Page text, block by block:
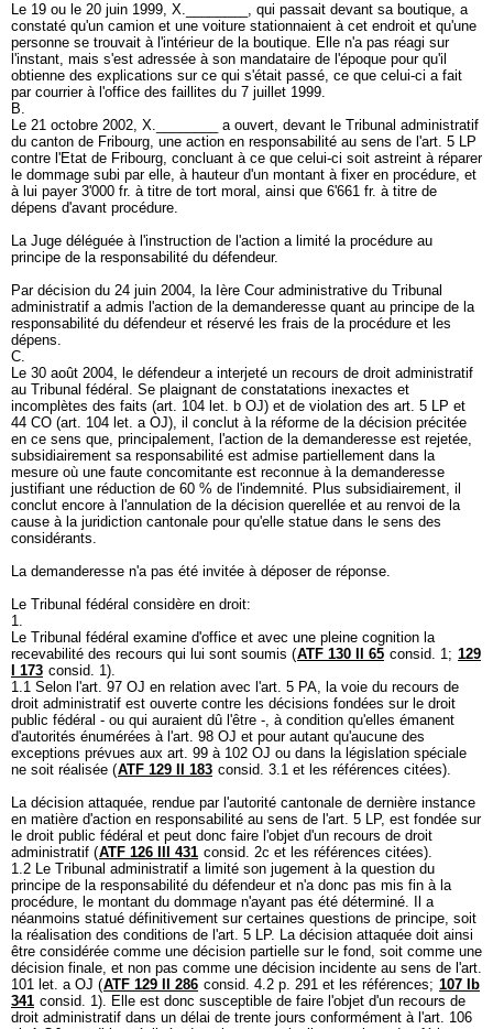
Le 19 ou le 20 juin 1999, X.________, qui passait devant sa boutique, a
constaté qu'un camion et une voiture stationnaient à cet endroit et qu'une
personne se trouvait à l'intérieur de la boutique. Elle n'a pas réagi sur
l'instant, mais s'est adressée à son mandataire de l'époque pour qu'il
obtienne des explications sur ce qui s'était passé, ce que celui-ci a fait
par courrier à l'office des faillites du 7 juillet 1999.
B.
Le 21 octobre 2002, X.________ a ouvert, devant le Tribunal administratif
du canton de Fribourg, une action en responsabilité au sens de l'art. 5 LP
contre l'Etat de Fribourg, concluant à ce que celui-ci soit astreint à réparer
le dommage subi par elle, à hauteur d'un montant à fixer en procédure, et
à lui payer 3'000 fr. à titre de tort moral, ainsi que 6'661 fr. à titre de
dépens d'avant procédure.
La Juge déléguée à l'instruction de l'action a limité la procédure au
principe de la responsabilité du défendeur.
Par décision du 24 juin 2004, la Ière Cour administrative du Tribunal
administratif a admis l'action de la demanderesse quant au principe de la
responsabilité du défendeur et réservé les frais de la procédure et les
dépens.
C.
Le 30 août 2004, le défendeur a interjeté un recours de droit administratif
au Tribunal fédéral. Se plaignant de constatations inexactes et
incomplètes des faits (art. 104 let. b OJ) et de violation des art. 5 LP et
44 CO (art. 104 let. a OJ), il conclut à la réforme de la décision précitée
en ce sens que, principalement, l'action de la demanderesse est rejetée,
subsidiairement sa responsabilité est admise partiellement dans la
mesure où une faute concomitante est reconnue à la demanderesse
justifiant une réduction de 60 % de l'indemnité. Plus subsidiairement, il
conclut encore à l'annulation de la décision querellée et au renvoi de la
cause à la juridiction cantonale pour qu'elle statue dans le sens des
considérants.
La demanderesse n'a pas été invitée à déposer de réponse.
Le Tribunal fédéral considère en droit:
1.
Le Tribunal fédéral examine d'office et avec une pleine cognition la
recevabilité des recours qui lui sont soumis (ATF 130 II 65 consid. 1; 129
I 173 consid. 1).
1.1 Selon l'art. 97 OJ en relation avec l'art. 5 PA, la voie du recours de
droit administratif est ouverte contre les décisions fondées sur le droit
public fédéral - ou qui auraient dû l'être -, à condition qu'elles émanent
d'autorités énumérées à l'art. 98 OJ et pour autant qu'aucune des
exceptions prévues aux art. 99 à 102 OJ ou dans la législation spéciale
ne soit réalisée (ATF 129 II 183 consid. 3.1 et les références citées).
La décision attaquée, rendue par l'autorité cantonale de dernière instance
en matière d'action en responsabilité au sens de l'art. 5 LP, est fondée sur
le droit public fédéral et peut donc faire l'objet d'un recours de droit
administratif (ATF 126 III 431 consid. 2c et les références citées).
1.2 Le Tribunal administratif a limité son jugement à la question du
principe de la responsabilité du défendeur et n'a donc pas mis fin à la
procédure, le montant du dommage n'ayant pas été déterminé. Il a
néanmoins statué définitivement sur certaines questions de principe, soit
la réalisation des conditions de l'art. 5 LP. La décision attaquée doit ainsi
être considérée comme une décision partielle sur le fond, soit comme une
décision finale, et non pas comme une décision incidente au sens de l'art.
101 let. a OJ (ATF 129 II 286 consid. 4.2 p. 291 et les références; 107 Ib
341 consid. 1). Elle est donc susceptible de faire l'objet d'un recours de
droit administratif dans un délai de trente jours conformément à l'art. 106